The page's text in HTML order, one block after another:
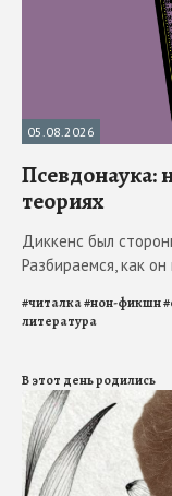
05.08.2026
Псевдонаука:
теориях
Диккенс был
Разбираемся, как
#читалка#нон-фикшн#
литература
В этот день родились